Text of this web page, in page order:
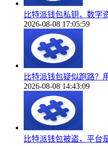
比特派钱包私钥，数字
2026-08-08 17:05:59
比特派钱包疑似跑路？
2026-08-08 14:43:09
比特派钱包被盗，平台